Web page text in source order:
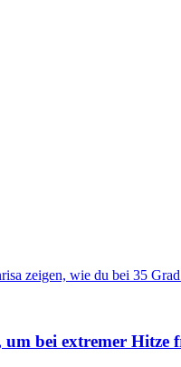
bei extremer Hitze